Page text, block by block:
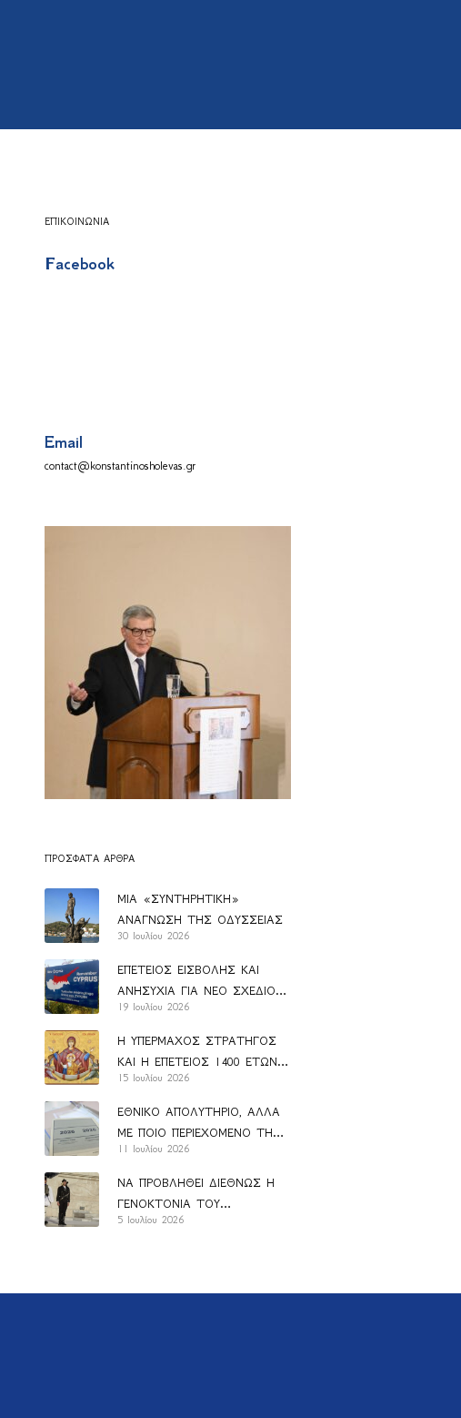
ΕΠΙΚΟΙΝΩΝΊΑ
Facebook
Email
contact@konstantinosholevas.gr
ΠΡΌΣΦΑΤΑ ΆΡΘΡΑ
ΜΙΑ «ΣΥΝΤΗΡΗΤΙΚΗ»
ΑΝΑΓΝΩΣΗ ΤΗΣ ΟΔΥΣΣΕΙΑΣ
30 Ιουλίου 2026
ΕΠΕΤΕΙΟΣ ΕΙΣΒΟΛΗΣ ΚΑΙ
ΑΝΗΣΥΧΙΑ ΓΙΑ ΝΕΟ ΣΧΕΔΙΟ
ΑΝΑΝ
19 Ιουλίου 2026
Η ΥΠΕΡΜΑΧΟΣ ΣΤΡΑΤΗΓΟΣ
ΚΑΙ Η ΕΠΕΤΕΙΟΣ 1400 ΕΤΩΝ
ΑΠΟ ΤΗΝ ΚΑΘΙΕΡΩΣΗ ΤΟΥ
15 Ιουλίου 2026
ΕΘΝΙΚΟ ΑΠΟΛΥΤΗΡΙΟ, ΑΛΛΑ
ΜΕ ΠΟΙΟ ΠΕΡΙΕΧΟΜΕΝΟ ΤΗΣ
ΠΑΙΔΕΙΑΣ;
11 Ιουλίου 2026
ΝΑ ΠΡΟΒΛΗΘΕΙ ΔΙΕΘΝΩΣ Η
ΓΕΝΟΚΤΟΝΙΑ ΤΟΥ
ΕΛΛΗΝΙΣΜΟΥ (1914-1923)
5 Ιουλίου 2026